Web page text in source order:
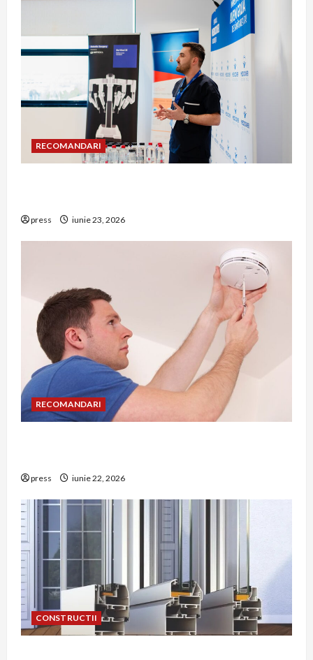
RECOMANDARI
press iunie 23, 2026
RECOMANDARI
press iunie 22, 2026
CONSTRUCTII